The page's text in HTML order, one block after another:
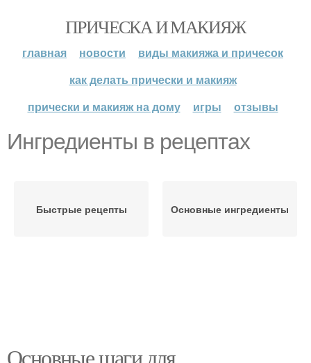
ПРИЧЕСКА И МАКИЯЖ
главная новости
виды макияжа и причесок
как делать прически и макияж
прически и макияж на дому
игры отзывы
Ингредиенты в рецептах
Быстрые рецепты Основные ингредиенты